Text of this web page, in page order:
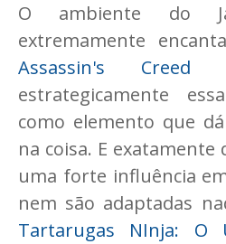
O ambiente do
extremamente
Assassin's Creed
estrategicamente
como elemento que
na coisa. E exatamente
uma forte influência
nem são adaptadas
Tartarugas NInja: O